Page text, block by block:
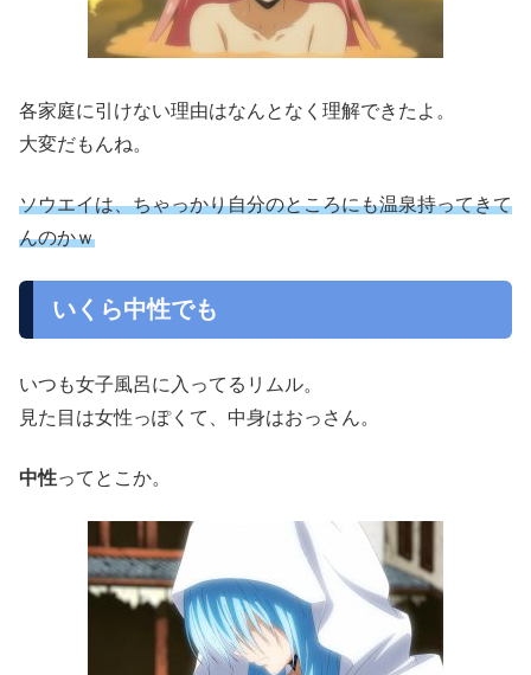
各家庭に引けない理由はなんとなく理解できたよ。
大変だもんね。
ソウエイは、ちゃっかり自分のところにも温泉持ってきて
んのかｗ
いくら中性でも
いつも女子風呂に入ってるリムル。
見た目は女性っぽくて、中身はおっさん。
中性ってとこか。